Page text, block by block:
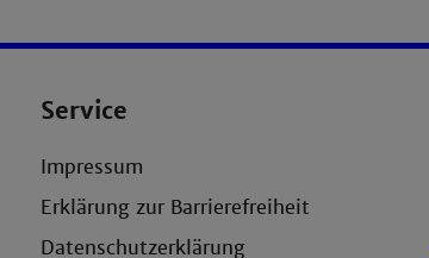
Service
Impressum
Erklärung zur Barrierefreiheit
Datenschutzerklärung